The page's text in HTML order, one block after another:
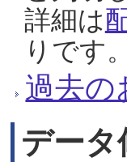
詳細は
りです
過去の
データ